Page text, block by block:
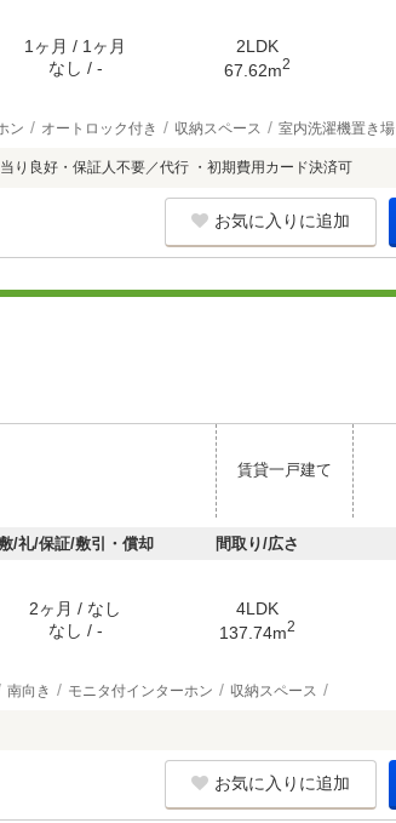
1ヶ月 / 1ヶ月
なし / -
2LDK
67.62m2
ン オートロック付き 収納スペース 室内洗濯機置き場
り良好・保証人不要／代行 ・初期費用カード決済可
お気に入りに追加
賃貸一戸建て
/礼/保証/敷引・償却 間取り/広さ
2ヶ月 / なし
なし / -
4LDK
137.74m2
南向き モニタ付インターホン 収納スペース
お気に入りに追加